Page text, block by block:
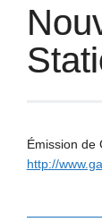
Émission de
http://